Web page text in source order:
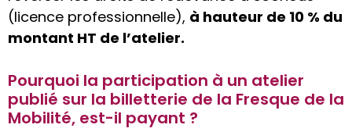
(licence professionnelle), à hauteur de 10 % du
montant HT de l’atelier.
Pourquoi la participation à un atelier
publié sur la billetterie de la Fresque de la
Mobilité, est-il payant ?